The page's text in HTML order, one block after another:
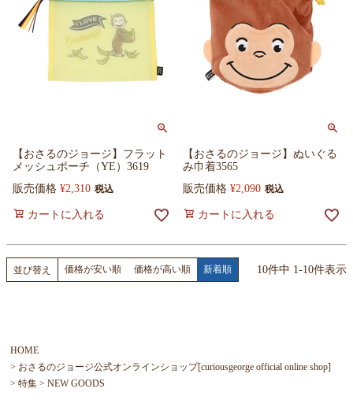
【おさるのジョージ】フラット
メッシュポーチ（YE）3619
販売価格 ¥2,310 税込
カートに入れる
【おさるのジョージ】ぬいぐる
み巾着3565
販売価格 ¥2,090 税込
カートに入れる
並び替え 価格が安い順 価格が高い順 新着順 10件中 1-10件表示
HOME
おさるのジョージ公式オンラインショップ[curiousgeorge official online shop]
特集
NEW GOODS